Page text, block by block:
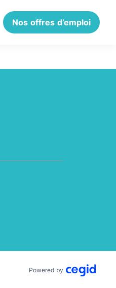
Nos offres d’emploi
Powered by